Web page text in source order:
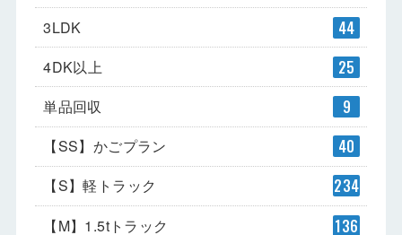
3LDK 44
4DK以上 25
単品回収 9
【SS】かごプラン 40
【S】軽トラック 234
【M】1.5tトラック 136